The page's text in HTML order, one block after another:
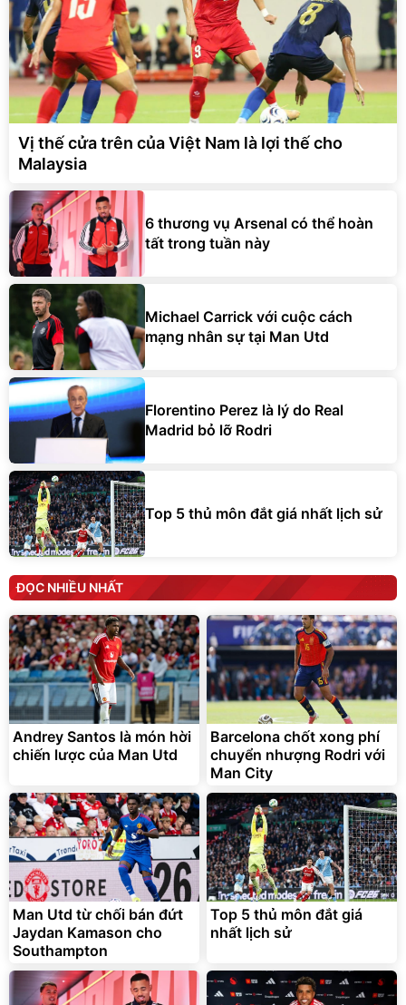
Vị thế cửa trên của Việt Nam là lợi thế cho
Malaysia
6 thương vụ Arsenal có thể hoàn
tất trong tuần này
Michael Carrick với cuộc cách
mạng nhân sự tại Man Utd
Florentino Perez là lý do Real
Madrid bỏ lỡ Rodri
Top 5 thủ môn đắt giá nhất lịch sử
ĐỌC NHIỀU NHẤT
Andrey Santos là món hời
chiến lược của Man Utd
Barcelona chốt xong phí
chuyển nhượng Rodri với
Man City
Man Utd từ chối bán đứt
Jaydan Kamason cho
Southampton
Top 5 thủ môn đắt giá
nhất lịch sử